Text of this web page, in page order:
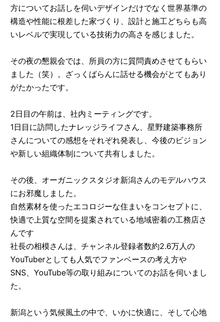
方についてお話しを伺いデザインだけでなく世界基準の
構造や性能に根差した家づくり、設計と施工どちらも高
いレベルで実現している技術力の高さを感じました。
その夜の懇親会では、所員の方に質問責めさせてもらい
ました（笑）。ざっくばらんに話せる機会がとてもあり
がたかったです。
2日目の午前は、社内ミーティングです。
1日目に訪問したナレッジライフさん、星野建築事務所
さんについての感想をそれぞれ発表し、今後のビジョン
や新しい組織体制について共有しました。
その後、オーガニックスタジオ新潟さんのモデルハウス
にお邪魔しました。
自然素材を使ったエコロジーな住まいをコンセプトに、
快適で上質な空間を提案されている地域密着の工務店さ
んです
社長の相模さんは、チャンネル登録者数約2.6万人の
YouTuberとしても人気でファンベースの考え方や
SNS、YouTube等の取り組みについてのお話を伺いまし
た。
新潟という気候風土の中で、いかに快適に、そして心地